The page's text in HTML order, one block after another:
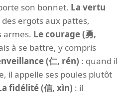
son bonnet. La vertu
des ergots aux pattes,
armes. Le courage (勇,
à se battre, y compris
(仁, rén) : quand il
il appelle ses poules plutôt
fidélité (信, xìn) : il